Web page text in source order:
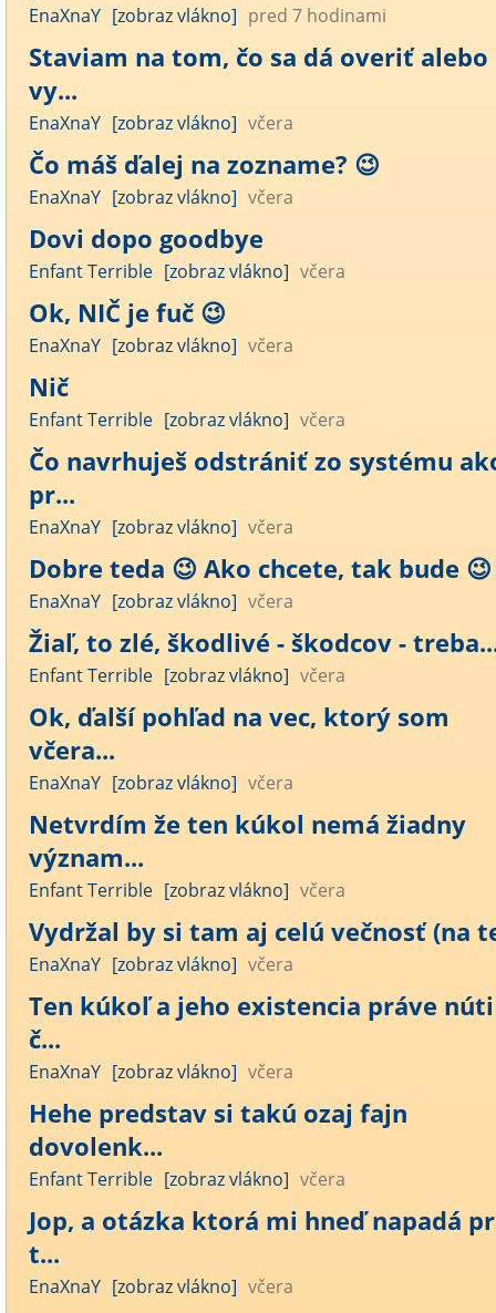
EnaXnaY [zobraz vlákno] pred 7 hodinami
Staviam na tom, čo sa dá overiť alebo
vy...
EnaXnaY [zobraz vlákno] včera
Čo máš ďalej na zozname? 😉
EnaXnaY [zobraz vlákno] včera
Dovi dopo goodbye
Enfant Terrible [zobraz vlákno] včera
Ok, NIČ je fuč 😉
EnaXnaY [zobraz vlákno] včera
Nič
Enfant Terrible [zobraz vlákno] včera
Čo navrhuješ odstrániť zo systému
pr...
EnaXnaY [zobraz vlákno] včera
Dobre teda 😉 Ako chcete, tak bude 😉
EnaXnaY [zobraz vlákno] včera
Žiaľ, to zlé, škodlivé - škodcov -
Enfant Terrible [zobraz vlákno] včera
Ok, ďalší pohľad na vec, ktorý som
včera...
EnaXnaY [zobraz vlákno] včera
Netvrdím že ten kúkol nemá žiadny
význam...
Enfant Terrible [zobraz vlákno] včera
Vydržal by si tam aj celú večnosť (na
EnaXnaY [zobraz vlákno] včera
Ten kúkoľ a jeho existencia práve núti
č...
EnaXnaY [zobraz vlákno] včera
Hehe predstav si takú ozaj fajn
dovolenk...
Enfant Terrible [zobraz vlákno] včera
Jop, a otázka ktorá mi hneď napadá
t...
EnaXnaY [zobraz vlákno] včera